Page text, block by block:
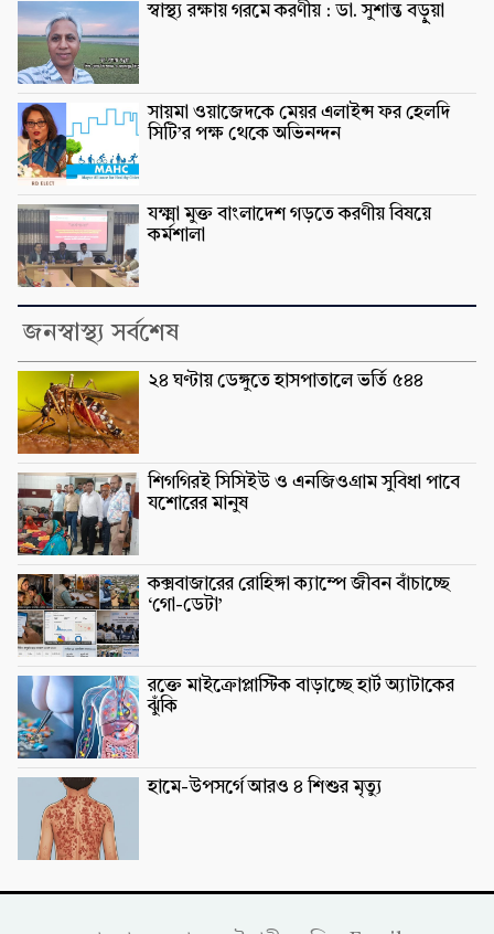
স্বাস্থ্য রক্ষায় গরমে করণীয় : ডা. সুশান্ত বড়ুুয়া
সায়মা ওয়াজেদকে মেয়র এলাইন্স ফর হেলদি
সিটি’র পক্ষ থেকে অভিনন্দন
যক্ষ্মা মুক্ত বাংলাদেশ গড়তে করণীয় বিষয়ে
কর্মশালা
জনস্বাস্থ্য সর্বশেষ
২৪ ঘণ্টায় ডেঙ্গুতে হাসপাতালে ভর্তি ৫৪৪
শিগগিরই সিসিইউ ও এনজিওগ্রাম সুবিধা পাবে
যশোরের মানুষ
কক্সবাজারের রোহিঙ্গা ক্যাম্পে জীবন বাঁচাচ্ছে
‘গো-ডেটা’
রক্তে মাইক্রোপ্লাস্টিক বাড়াচ্ছে হার্ট অ্যাটাকের
ঝুঁকি
হামে-উপসর্গে আরও ৪ শিশুর মৃত্যু